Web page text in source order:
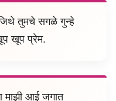
तुमचे सगळे गुन्हे
खूप प्रेम.
माझी आई जगात